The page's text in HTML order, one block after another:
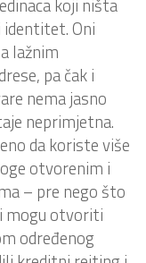
koji ništa
Oni
lažnim
pa čak i
nema jasno
neprimjetna.
da koriste više
otvorenim i
– pre nego što
mogu otvoriti
određenog